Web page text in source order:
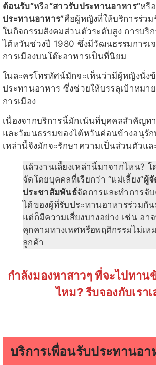
ต้อนรับ”หรือ“สาวรับประทานอาหาร”หรือ
ประทานอาหาร”คือผู้หญิงที่ให้บริการร่ว
ในกิจกรรมสังคมส่วนตัวระดับสูง การบริ
ไต้หวันช่วงปี 1980 ซึ่งมีวัฒนธรรมการเ
การเมืองบนโต๊ะอาหารเป็นที่นิยม
ในละครโทรทัศน์มักจะเห็นว่ามีผู้หญิงนั่งข้
ประทานอาหาร ซึ่งช่วยให้บรรลุเป้าหมา
การเมือง
เนื่องจากบริการนี้มักเน้นที่บุคคลสำคัญท
และวัฒนธรรมของไต้หวันค่อนข้างอนุรั
เหล่านี้จึงมักจะรักษาความเป็นส่วนตัวแล
แล้วงานเลี้ยงเหล่านี้มาจากไหน? โ
จัดโดยบุคคลที่เรียกว่า “แม่เลี้ยง”ผู้
ประชาสัมพันธ์จัดการและทำการจั
ได้ของผู้ที่รับประทานอาหารร่วมกัน
แต่ก็มีความเสี่ยงบางอย่าง เช่น อา
คุกคามทางเพศหรือพฤติกรรมไม่เห
ลูกค้า
กำลังมองหาสาวๆ ที่จะไปทาน
ไหม? รีบจองกับเราเ
บริการเพื่อนรับประทานอา